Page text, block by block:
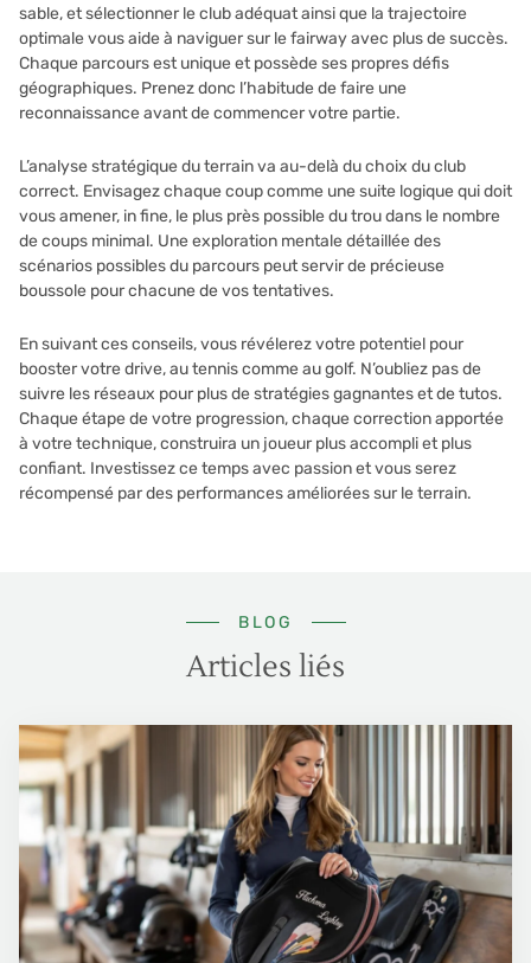
sable, et sélectionner le club adéquat ainsi que la trajectoire
optimale vous aide à naviguer sur le fairway avec plus de succès.
Chaque parcours est unique et possède ses propres défis
géographiques. Prenez donc l’habitude de faire une
reconnaissance avant de commencer votre partie.
L’analyse stratégique du terrain va au-delà du choix du club
correct. Envisagez chaque coup comme une suite logique qui doit
vous amener, in fine, le plus près possible du trou dans le nombre
de coups minimal. Une exploration mentale détaillée des
scénarios possibles du parcours peut servir de précieuse
boussole pour chacune de vos tentatives.
En suivant ces conseils, vous révélerez votre potentiel pour
booster votre drive, au tennis comme au golf. N’oubliez pas de
suivre les réseaux pour plus de stratégies gagnantes et de tutos.
Chaque étape de votre progression, chaque correction apportée
à votre technique, construira un joueur plus accompli et plus
confiant. Investissez ce temps avec passion et vous serez
récompensé par des performances améliorées sur le terrain.
BLOG
Articles liés